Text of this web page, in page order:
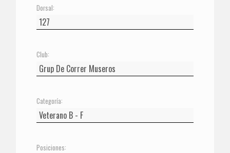
Dorsal:
Club:
Categoría:
Posiciones: